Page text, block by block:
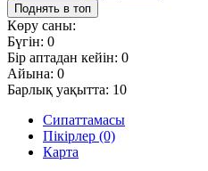
Поднять в топ
Көру саны:
Бүгін: 0
Бір аптадан кейін: 0
Айына: 0
Барлық уақытта: 10
Сипаттамасы
Пікірлер (0)
Карта